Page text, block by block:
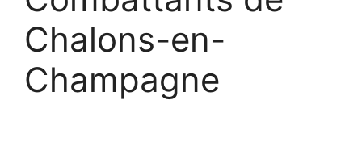
Chalons-en-
Champagne